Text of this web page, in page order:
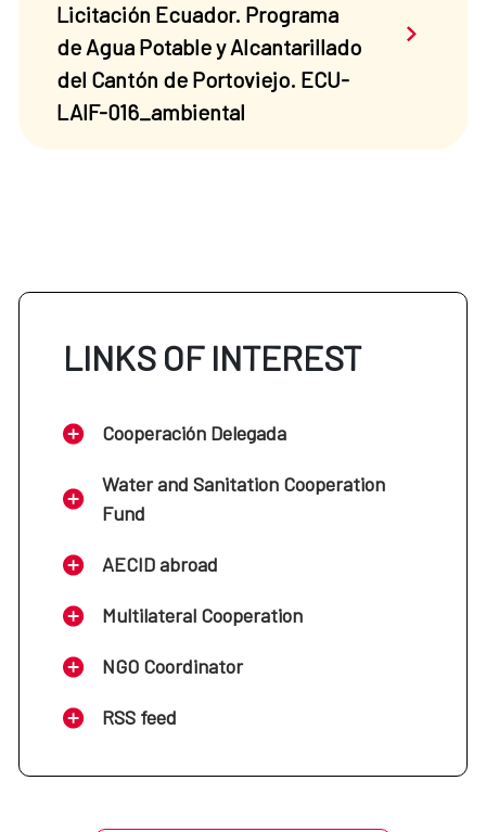
Licitación Ecuador. Programa
de Agua Potable y Alcantarillado
del Cantón de Portoviejo. ECU-
LAIF-016_ambiental
Saber
LINKS OF INTEREST
Cooperación Delegada
Water and Sanitation Cooperation
Fund
AECID abroad
Multilateral Cooperation
NGO Coordinator
RSS feed